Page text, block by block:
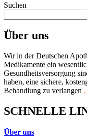
Suchen
Über uns
Wir in der Deutschen
Medikamente ein
Gesundheitsversorgung
haben, eine sichere,
Behandlung zu verlangen
SCHNELLE
Über uns